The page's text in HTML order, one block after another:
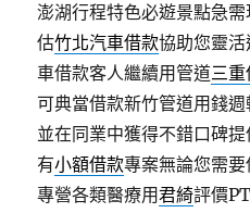
澎湖行程特色必遊景點急
估竹北汽車借款協助您靈
車借款客人繼續用管道三
可典當借款新竹管道用錢
並在同業中獲得不錯口碑
有小額借款專案無論您需
專營各類醫療用君綺評價